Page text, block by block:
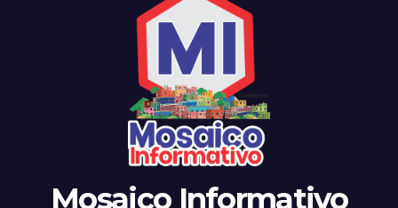
Mosaico Informativo